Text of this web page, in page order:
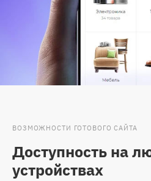
ВОЗМОЖНОСТИ ГОТОВОГО САЙТА
Доступность на
устройствах